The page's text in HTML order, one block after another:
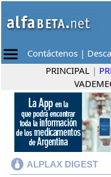
Contáctenos |
PRINCIPAL |
ALPLAX DIGEST